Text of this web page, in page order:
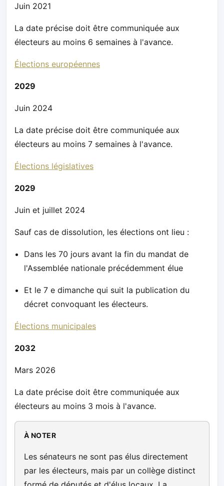
Juin 2021
La date précise doit être communiquée aux
électeurs au moins 6 semaines à l'avance.
Élections européennes
2029
Juin 2024
La date précise doit être communiquée aux
électeurs au moins 7 semaines à l'avance.
Élections législatives
2029
Juin et juillet 2024
Sauf cas de dissolution, les élections ont lieu :
Dans les 70 jours avant la fin du mandat de
l'Assemblée nationale précédemment élue
Et le 7 e dimanche qui suit la publication du
décret convoquant les électeurs.
Élections municipales
2032
Mars 2026
La date précise doit être communiquée aux
électeurs au moins 3 mois à l'avance.
À NOTER
Les sénateurs ne sont pas élus directement
par les électeurs, mais par un collège distinct